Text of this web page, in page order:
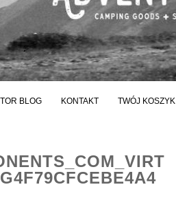
BLOG KONTAKT TWÓJ KOSZYK